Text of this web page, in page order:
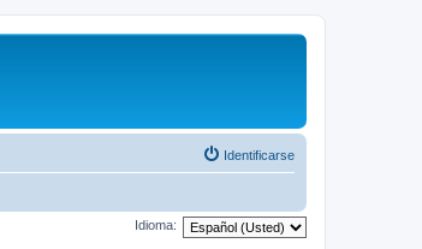
Identificarse
Idioma: